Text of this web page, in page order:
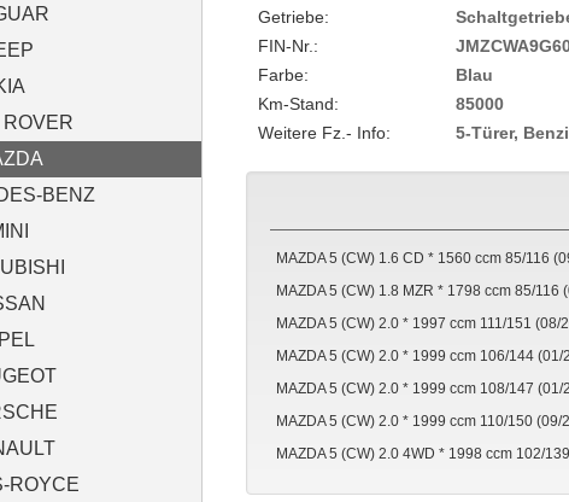
ROVER
BENZ
ROYCE
Getriebe:
FIN-Nr.:
Farbe:
Blau
Km-Stand:
85000
Weitere Fz.- Info:
5-Türer,
MAZDA 5 (CW) 1.6 CD * 1560 ccm 85/116
MAZDA 5 (CW) 1.8 MZR * 1798 ccm 85/116
MAZDA 5 (CW) 2.0 * 1997 ccm 111/151 (08/
MAZDA 5 (CW) 2.0 * 1999 ccm 106/144 (01/
MAZDA 5 (CW) 2.0 * 1999 ccm 108/147 (01/
MAZDA 5 (CW) 2.0 * 1999 ccm 110/150 (09/
MAZDA 5 (CW) 2.0 4WD * 1998 ccm 102/